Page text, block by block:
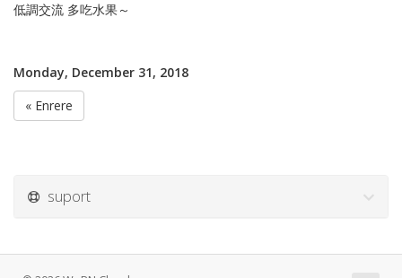
低調交流 多吃水果～
Monday, December 31, 2018
« Enrere
suport